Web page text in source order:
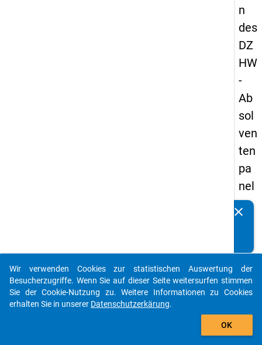
n
des
DZ
HW
-
Ab
sol
ven
ten
pa
nel
s
-
zw
eit
clear
auto_stories
add_shopping_cart
Wir verwenden Cookies zur statistischen Auswertung der
Besucherzugriffe. Wenn Sie auf dieser Seite weitersurfen stimmen
Sie der Cookie-Nutzung zu. Weitere Informationen zu Cookies
erhalten Sie in unserer Datenschutzerkärung.
OK